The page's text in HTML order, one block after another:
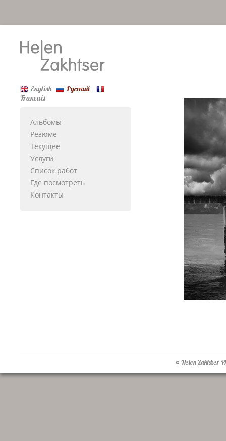
English
Русский
Francais
Альбомы
Резюме
Текущее
Услуги
Список работ
Где посмотреть
Контакты
© Helen Zakhtser